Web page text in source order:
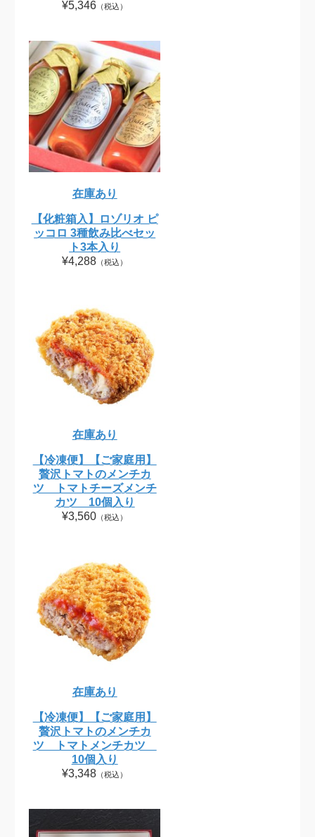
¥5,346 （税込）
在庫あり
【化粧箱入】ロゾリオ ピ
ッコロ 3種飲み比べセッ
ト3本入り
¥4,288 （税込）
在庫あり
【冷凍便】【ご家庭用】
贅沢トマトのメンチカ
ツ トマトチーズメンチ
カツ 10個入り
¥3,560 （税込）
在庫あり
【冷凍便】【ご家庭用】
贅沢トマトのメンチカ
ツ トマトメンチカツ
10個入り
¥3,348 （税込）